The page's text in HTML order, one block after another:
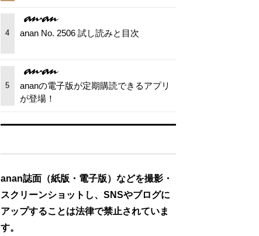
4 anan No. 2506 試し読みと目次
5
ananの電子版が定期購読できるアプリ
が登場！
anan誌面（紙版・電子版）などを撮影・
スクリーンショットし、SNSやブログに
アップすることは法律で禁止されていま
す。